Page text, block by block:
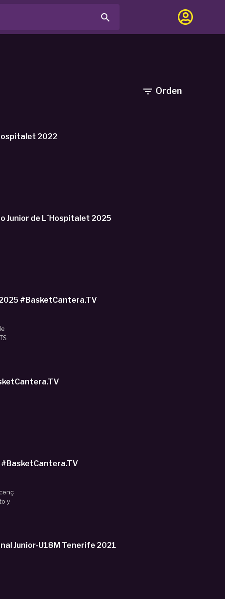

 Orden
2022
Junior de L´Hospitalet 2025
2025 #BasketCantera.TV
Aaron ONA EMBO ('09 Bruselas) U16M Real Madrid.- Temporada 2024/25 #BasketCantera.TV
y
Torneo Internacional Junior-U18M Tenerife 2021